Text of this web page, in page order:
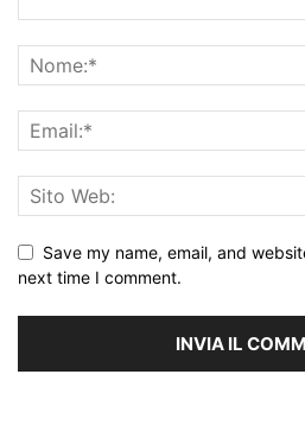
Save my name, email, and
next time I comment.